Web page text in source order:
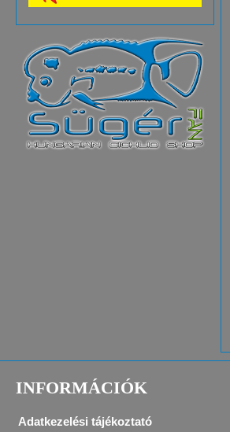
INFORMÁCIÓK
Adatkezelési tájékoztató